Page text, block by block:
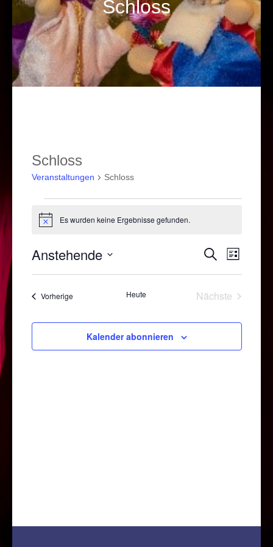
Schloss
Schloss
Veranstaltungen Schloss
HinweisEs wurden keine Ergebnisse gefunden.
Suche
und
Suche
Liste
Anstehende
Datum
wählen.
VorherigeVeranstaltungen Heute
Nächste
Kalender abonnieren